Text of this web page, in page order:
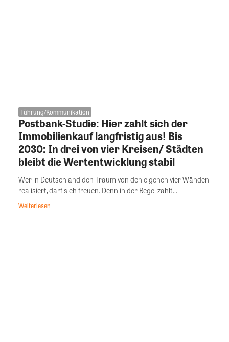
Führung/Kommunikation
Postbank-Studie: Hier zahlt sich der
Immobilienkauf langfristig aus! Bis
2030: In drei von vier Kreisen/ Städten
bleibt die Wertentwicklung stabil
Wer in Deutschland den Traum von den eigenen vier Wänden
realisiert, darf sich freuen. Denn in der Regel zahlt...
Weiterlesen